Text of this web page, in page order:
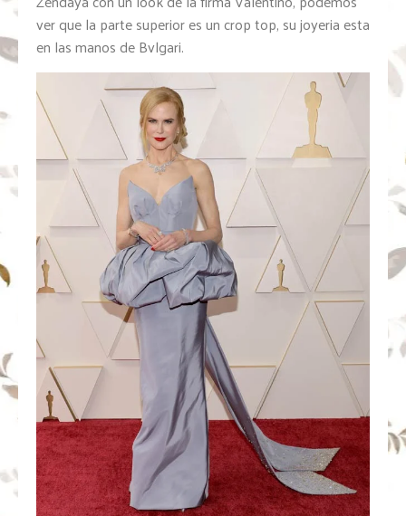
ver que la parte superior es un crop top, su joyeria esta
en las manos de Bvlgari.